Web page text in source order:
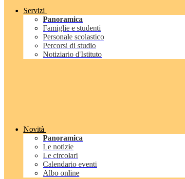
Servizi
Panoramica
Famiglie e studenti
Personale scolastico
Percorsi di studio
Notiziario d'Istituto
Novità
Panoramica
Le notizie
Le circolari
Calendario eventi
Albo online